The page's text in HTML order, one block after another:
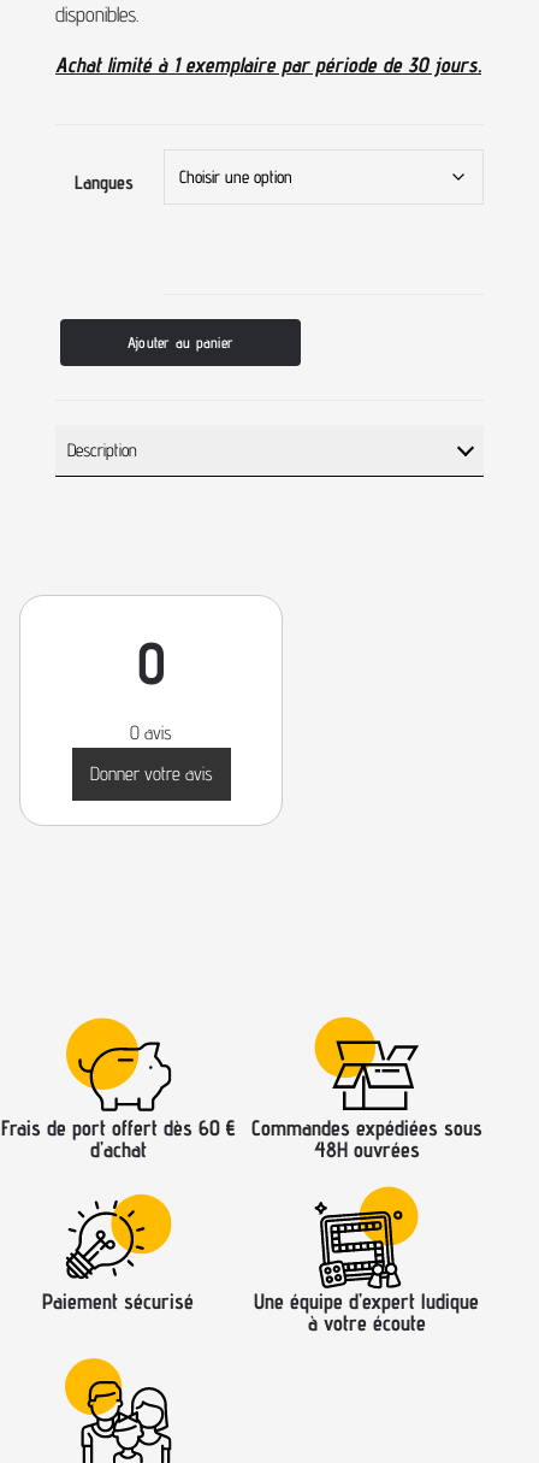
disponibles.
Achat limité à 1 exemplaire par période de 30 jours.
Langues
Ajouter au panier
Description
0
0 avis
Donner votre avis
Frais de port offert dès 60 €
d’achat
Commandes expédiées sous
48H ouvrées
Paiement sécurisé
Une équipe d’expert ludique
à votre écoute